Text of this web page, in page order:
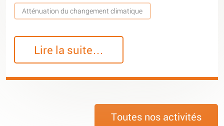
Atténuation du changement climatique
Lire la suite…
Toutes nos activités